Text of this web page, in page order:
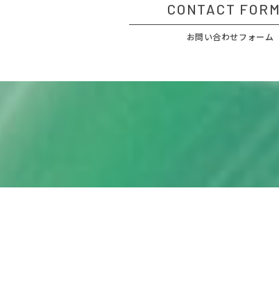
CONTACT FORM
お問い合わせフォーム